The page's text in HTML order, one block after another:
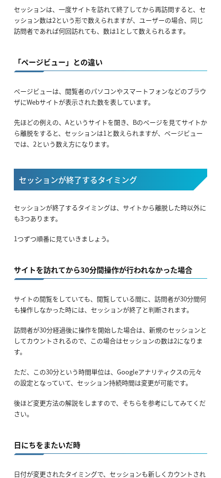
セッションは、一度サイトを訪れて終了してから再訪問すると、セ
ッション数は2という形で数えられますが、ユーザーの場合、同じ
訪問者であれば何回訪れても、数は1として数えられるます。
「ページビュー」との違い
ページビューは、閲覧者のパソコンやスマートフォンなどのブラウ
ザにWebサイトが表示された数を表しています。
先ほどの例えの、Aというサイトを開き、Bのページを見てサイトか
ら離脱をすると、セッションは1と数えられますが、ページビュー
では、2という数え方になります。
セッションが終了するタイミング
セッションが終了するタイミングは、サイトから離脱した時以外に
も3つあります。
1つずつ順番に見ていきましょう。
サイトを訪れてから30分間操作が行われなかった場合
サイトの閲覧をしていても、閲覧している間に、訪問者が30分間何
も操作しなかった時には、セッションが終了と判断されます。
訪問者が30分経過後に操作を開始した場合は、新規のセッションと
してカウントされるので、この場合はセッションの数は2になりま
す。
ただ、この30分という時間単位は、Googleアナリティクスの元々
の設定となっていて、セッション持続時間は変更が可能です。
後ほど変更方法の解説をしますので、そちらを参考にしてみてくだ
さい。
日にちをまたいだ時
日付が変更されたタイミングで、セッションも新しくカウントされ